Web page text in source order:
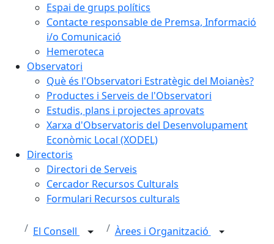
Espai de grups polítics
Contacte responsable de Premsa, Informació
i/o Comunicació
Hemeroteca
Observatori
Què és l'Observatori Estratègic del Moianès?
Productes i Serveis de l'Observatori
Estudis, plans i projectes aprovats
Xarxa d'Observatoris del Desenvolupament
Econòmic Local (XODEL)
Directoris
Directori de Serveis
Cercador Recursos Culturals
Formulari Recursos culturals
El Consell
Àrees i Organització